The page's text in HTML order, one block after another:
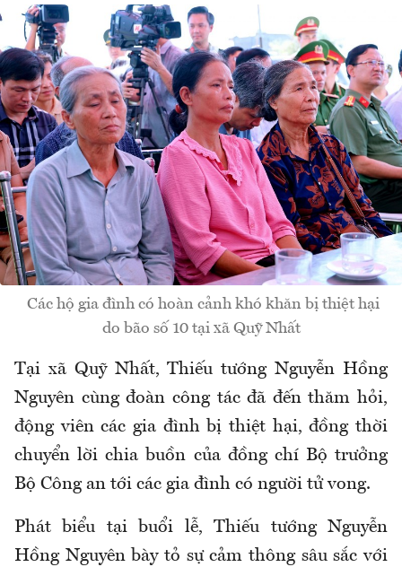
Các hộ gia đình có hoàn cảnh khó khăn bị thiệt hại
do bão số 10 tại xã Quỹ Nhất
Tại xã Quỹ Nhất, Thiếu tướng Nguyễn Hồng
Nguyên cùng đoàn công tác đã đến thăm hỏi,
động viên các gia đình bị thiệt hại, đồng thời
chuyển lời chia buồn của đồng chí Bộ trưởng
Bộ Công an tới các gia đình có người tử vong.
Phát biểu tại buổi lễ, Thiếu tướng Nguyễn
Hồng Nguyên bày tỏ sự cảm thông sâu sắc với